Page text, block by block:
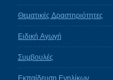
Θεματικές Δραστηριότητες
Ειδική Αγωγή
Συμβουλές
Εκπαίδευση Ενηλίκων